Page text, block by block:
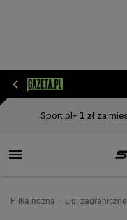
Piłka nożna Ligi zagraniczne